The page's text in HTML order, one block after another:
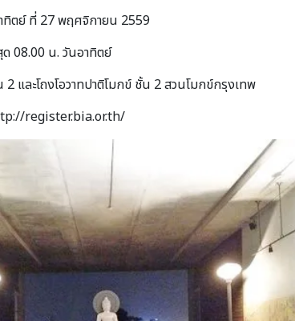
ทิตย์ ที่ 27 พฤศจิกายน 2559
ด 08.00 น. วันอาทิตย์
และโถงโอวาทปาติโมกข์ ชั้น 2 สวนโมกข์กรุงเทพ
register.bia.or.th/